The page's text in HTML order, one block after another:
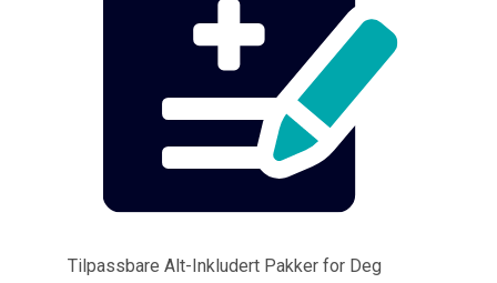
Tilpassbare Alt-Inkludert Pakker for Deg